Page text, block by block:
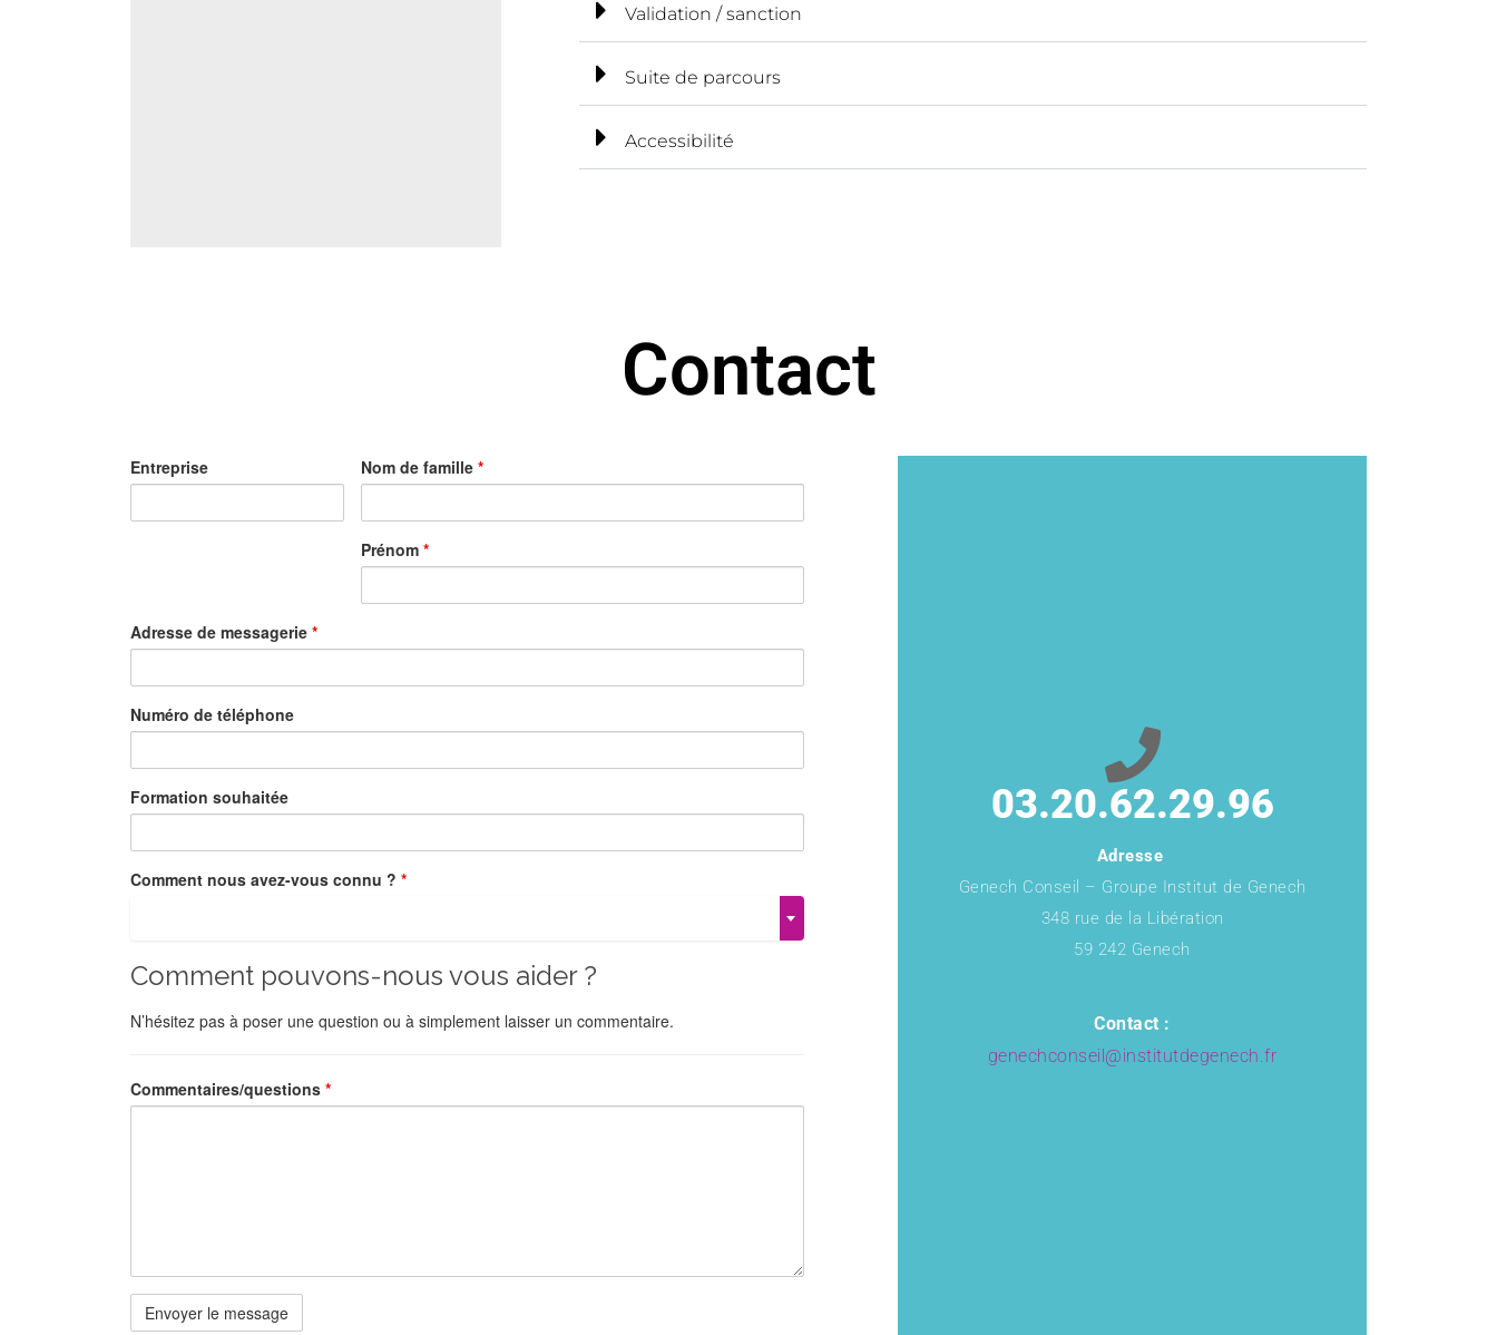
Validation / sanction
Suite de parcours
Accessibilité
Contact
Entreprise Nom de famille *
Prénom *
Adresse de messagerie *
Numéro de téléphone
Formation souhaitée
Comment nous avez-vous connu ? *
Comment pouvons-nous vous aider ?
N’hésitez pas à poser une question ou à simplement laisser un commentaire.
Commentaires/questions *
03.20.62.29.96
Adresse
Genech Conseil – Groupe Institut de Genech
348 rue de la Libération
59 242 Genech
Contact :
genechconseil@institutdegenech.fr